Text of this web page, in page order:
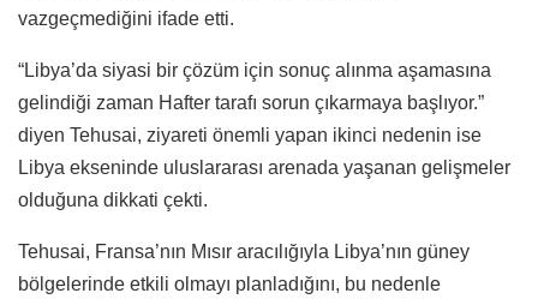
vazgeçmediğini ifade etti.
“Libya’da siyasi bir çözüm için sonuç alınma aşamasına
gelindiği zaman Hafter tarafı sorun çıkarmaya başlıyor.”
diyen Tehusai, ziyareti önemli yapan ikinci nedenin ise
Libya ekseninde uluslararası arenada yaşanan gelişmeler
olduğuna dikkati çekti.
Tehusai, Fransa’nın Mısır aracılığıyla Libya’nın güney
bölgelerinde etkili olmayı planladığını, bu nedenle